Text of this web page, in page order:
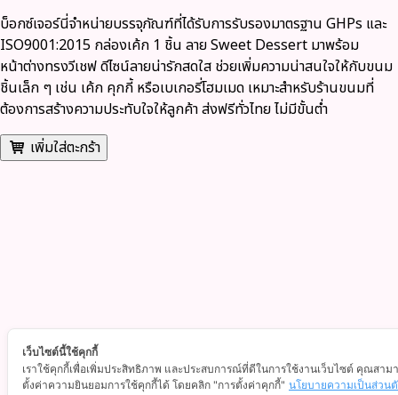
บ็อกซ์เจอร์นี่จำหน่ายบรรจุภัณฑ์ที่ได้รับการรับรองมาตรฐาน GHPs และ
ISO9001:2015 กล่องเค้ก 1 ชิ้น ลาย Sweet Dessert มาพร้อม
หน้าต่างทรงวีเชฟ ดีไซน์ลายน่ารักสดใส ช่วยเพิ่มความน่าสนใจให้กับขนม
ชิ้นเล็ก ๆ เช่น เค้ก คุกกี้ หรือเบเกอรี่โฮมเมด เหมาะสำหรับร้านขนมที่
ต้องการสร้างความประทับใจให้ลูกค้า ส่งฟรีทั่วไทย ไม่มีขั้นต่ำ
เพิ่มใส่ตะกร้า
เว็บไซต์นี้ใช้คุกกี้
เราใช้คุกกี้เพื่อเพิ่มประสิทธิภาพ และประสบการณ์ที่ดีในการใช้งานเว็บไซต์ คุณสาม
ตั้งค่าความยินยอมการใช้คุกกี้ได้ โดยคลิก "การตั้งค่าคุกกี้" นโยบายความเป็นส่วน